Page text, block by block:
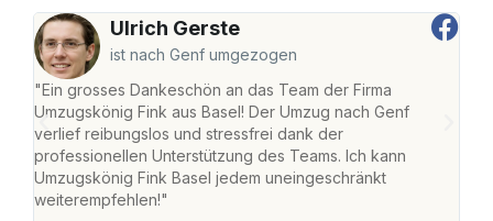
Ulrich Gerste
ist nach Genf umgezogen
"Ein grosses Dankeschön an das Team der Firma
Umzugskönig Fink aus Basel! Der Umzug nach Genf
verlief reibungslos und stressfrei dank der
professionellen Unterstützung des Teams. Ich kann
Umzugskönig Fink Basel jedem uneingeschränkt
weiterempfehlen!"